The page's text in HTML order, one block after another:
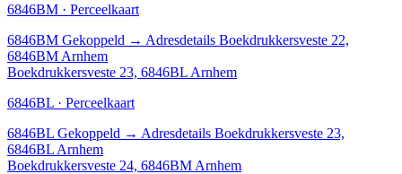
6846BM · Perceelkaart
6846BM Gekoppeld → Adresdetails Boekdrukkersveste 22,
6846BM Arnhem
Boekdrukkersveste 23, 6846BL Arnhem
6846BL · Perceelkaart
6846BL Gekoppeld → Adresdetails Boekdrukkersveste 23,
6846BL Arnhem
Boekdrukkersveste 24, 6846BM Arnhem